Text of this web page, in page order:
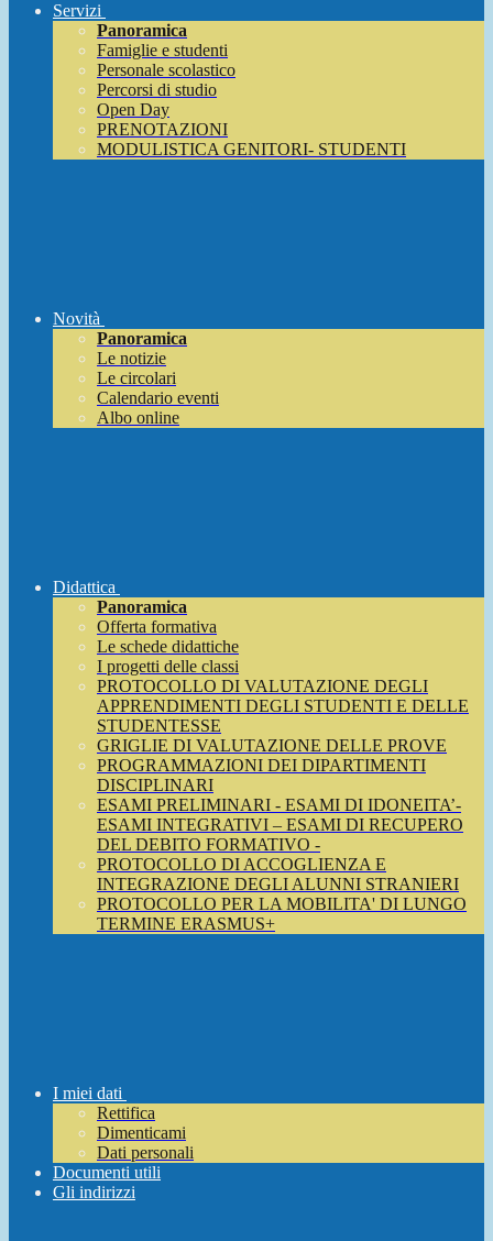
Servizi
Panoramica
Famiglie e studenti
Personale scolastico
Percorsi di studio
Open Day
PRENOTAZIONI
MODULISTICA GENITORI- STUDENTI
Novità
Panoramica
Le notizie
Le circolari
Calendario eventi
Albo online
Didattica
Panoramica
Offerta formativa
Le schede didattiche
I progetti delle classi
PROTOCOLLO DI VALUTAZIONE DEGLI
APPRENDIMENTI DEGLI STUDENTI E DELLE
STUDENTESSE
GRIGLIE DI VALUTAZIONE DELLE PROVE
PROGRAMMAZIONI DEI DIPARTIMENTI
DISCIPLINARI
ESAMI PRELIMINARI - ESAMI DI IDONEITA’-
ESAMI INTEGRATIVI – ESAMI DI RECUPERO
DEL DEBITO FORMATIVO -
PROTOCOLLO DI ACCOGLIENZA E
INTEGRAZIONE DEGLI ALUNNI STRANIERI
PROTOCOLLO PER LA MOBILITA' DI LUNGO
TERMINE ERASMUS+
I miei dati
Rettifica
Dimenticami
Dati personali
Documenti utili
Gli indirizzi